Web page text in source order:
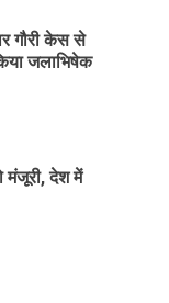
गौरी केस से
जलाभिषेक
मंजूरी, देश में